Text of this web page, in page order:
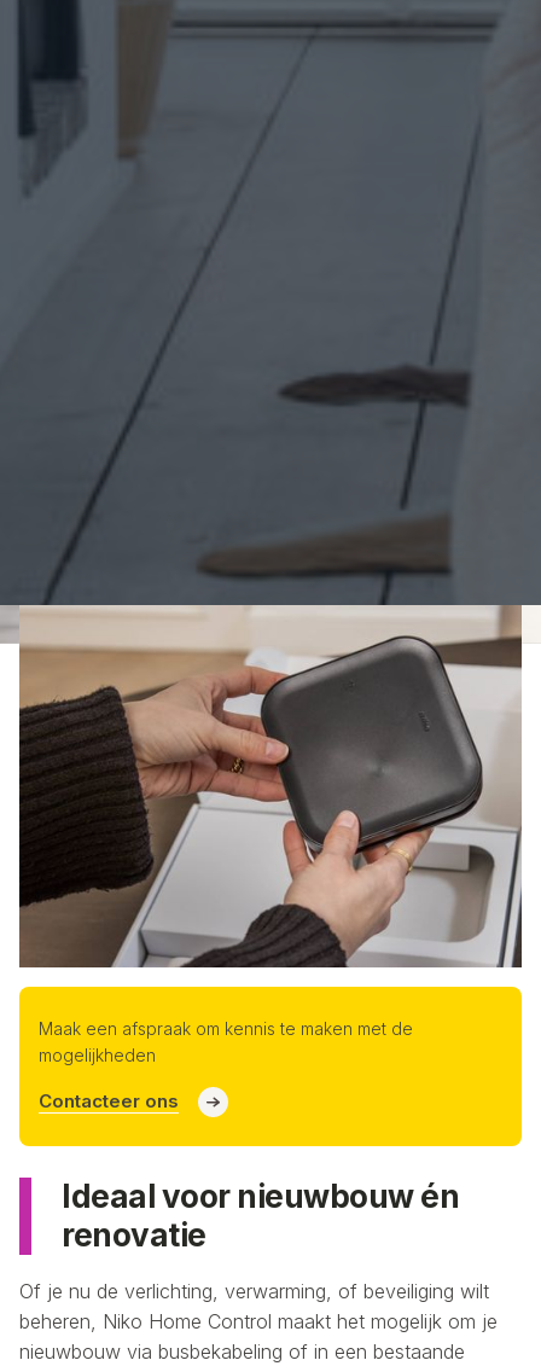
Ideaal voor nieuwbouw én
renovatie
Of je nu de verlichting, verwarming, of beveiliging wilt
beheren, Niko Home Control maakt het mogelijk om je
nieuwbouw via busbekabeling of in een bestaande
Maak een afspraak om kennis te maken met de
mogelijkheden
Contacteer ons